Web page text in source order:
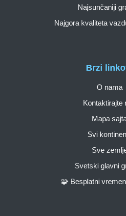
Brzi
O nama
Kontaktirajte
Mapa
Svi
Sve
Svetski glavni
🧩 Besplatni
Najsunčaniji
Najgora kvaliteta